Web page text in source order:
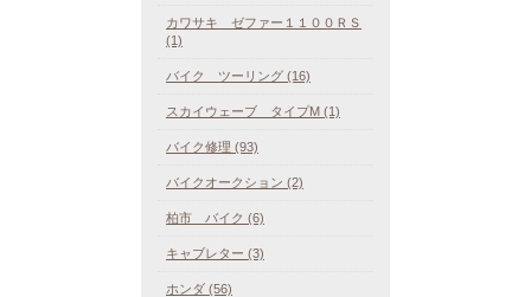
カワサキ ゼファー１１００ＲＳ
(1)
バイク ツーリング (16)
スカイウェーブ タイプM (1)
バイク修理 (93)
バイクオークション (2)
柏市 バイク (6)
キャブレター (3)
ホンダ (56)